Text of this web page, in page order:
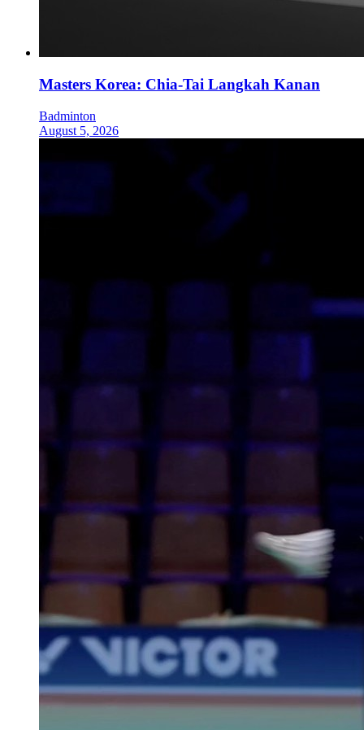
Masters Korea: Chia-Tai Langkah Kanan
Badminton
August 5, 2026